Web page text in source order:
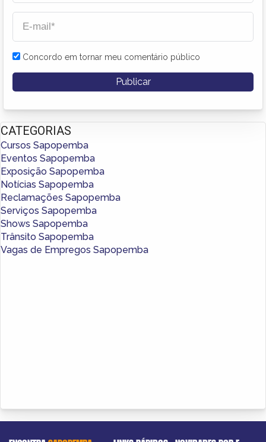
Concordo em tornar meu comentário público
CATEGORIAS
Cursos Sapopemba
Eventos Sapopemba
Exposição Sapopemba
Notícias Sapopemba
Reclamações Sapopemba
Serviços Sapopemba
Shows Sapopemba
Trânsito Sapopemba
Vagas de Empregos Sapopemba